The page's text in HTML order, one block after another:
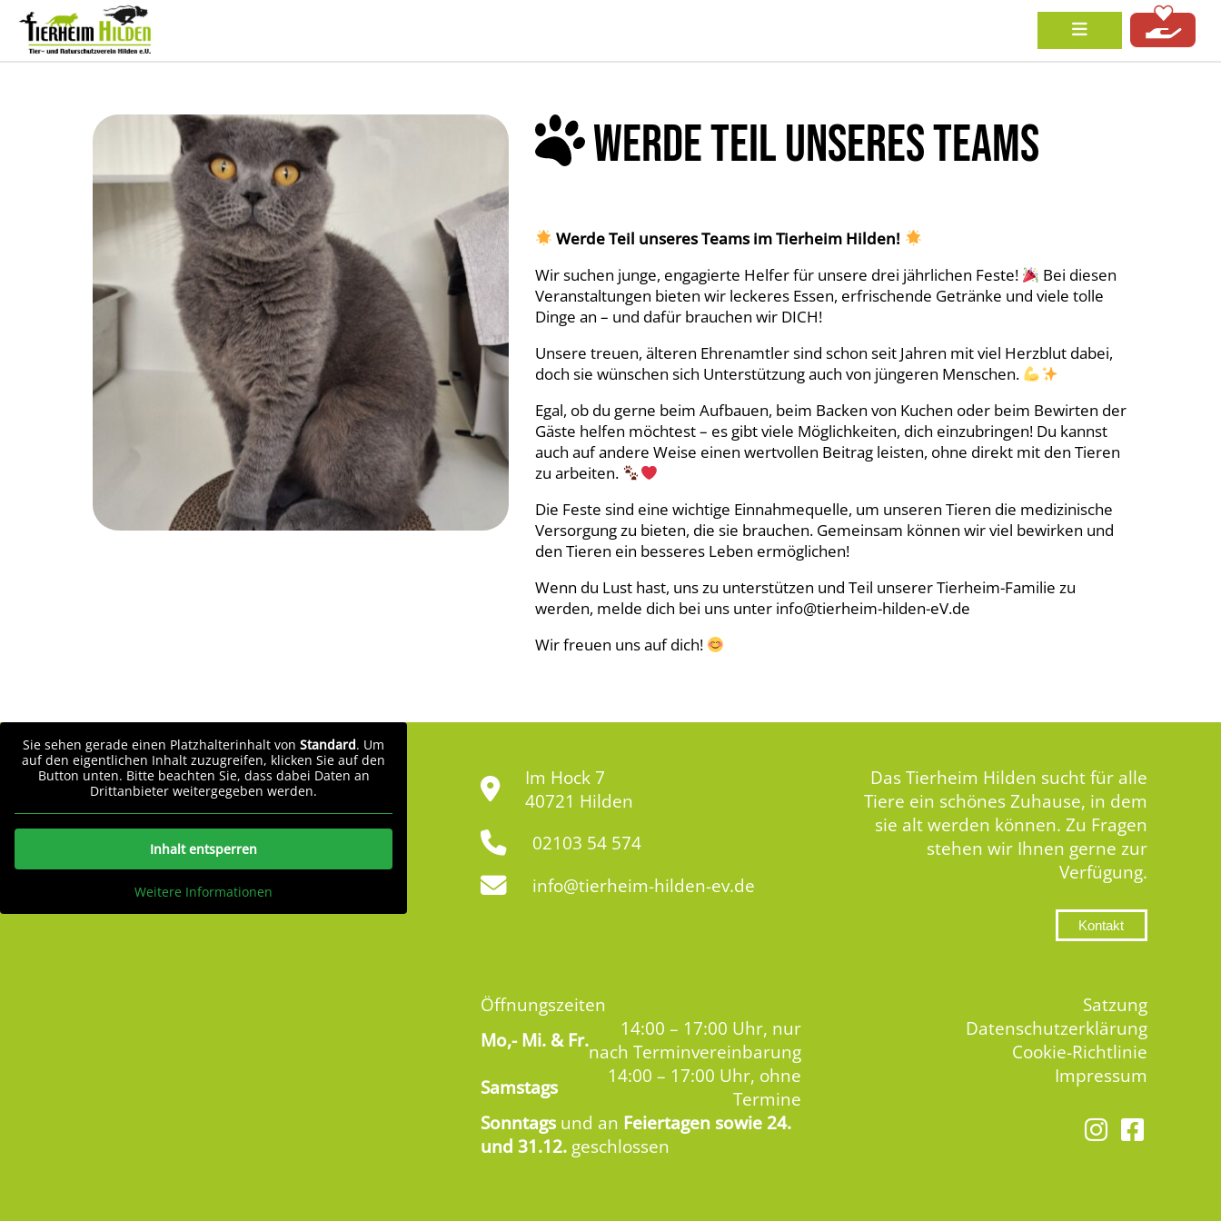
WERDE TEIL UNSERES TEAMS
Werde Teil unseres Teams im Tierheim Hilden!
Wir suchen junge, engagierte Helfer für unsere drei jährlichen Feste!
Bei diesen
Veranstaltungen bieten wir leckeres Essen, erfrischende Getränke und viele tolle
Dinge an – und dafür brauchen wir DICH!
Unsere treuen, älteren Ehrenamtler sind schon seit Jahren mit viel Herzblut dabei,
doch sie wünschen sich Unterstützung auch von jüngeren Menschen.
Egal, ob du gerne beim Aufbauen, beim Backen von Kuchen oder beim Bewirten der
Gäste helfen möchtest – es gibt viele Möglichkeiten, dich einzubringen! Du kannst
auch auf andere Weise einen wertvollen Beitrag leisten, ohne direkt mit den Tieren
zu arbeiten.
Die Feste sind eine wichtige Einnahmequelle, um unseren Tieren die medizinische
Versorgung zu bieten, die sie brauchen. Gemeinsam können wir viel bewirken und
den Tieren ein besseres Leben ermöglichen!
Wenn du Lust hast, uns zu unterstützen und Teil unserer Tierheim-Familie zu
werden, melde dich bei uns unter info@tierheim-hilden-eV.de
Wir freuen uns auf dich!
Sie sehen gerade einen Platzhalterinhalt von Standard. Um
auf den eigentlichen Inhalt zuzugreifen, klicken Sie auf den
Button unten. Bitte beachten Sie, dass dabei Daten an
Drittanbieter weitergegeben werden.
Inhalt entsperren
Weitere Informationen
Im Hock 7
40721 Hilden
02103 54 574
info@tierheim-hilden-ev.de
Das Tierheim Hilden sucht für alle
Tiere ein schönes Zuhause, in dem
sie alt werden können. Zu Fragen
stehen wir Ihnen gerne zur
Verfügung.
Kontakt
Öffnungszeiten
Mo,-Mi. & Fr.
14:00 – 17:00 Uhr, nur
nach Terminvereinbarung
Samstags
14:00 – 17:00 Uhr, ohne
Termine
Sonntags und an Feiertagen sowie 24.
und 31.12. geschlossen
Satzung
Datenschutzerklärung
Cookie-Richtlinie
Impressum